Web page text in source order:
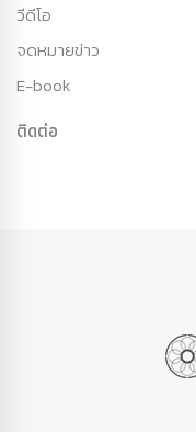
วีดีโอ
จดหมายข่าว
E-book
ติดต่อ